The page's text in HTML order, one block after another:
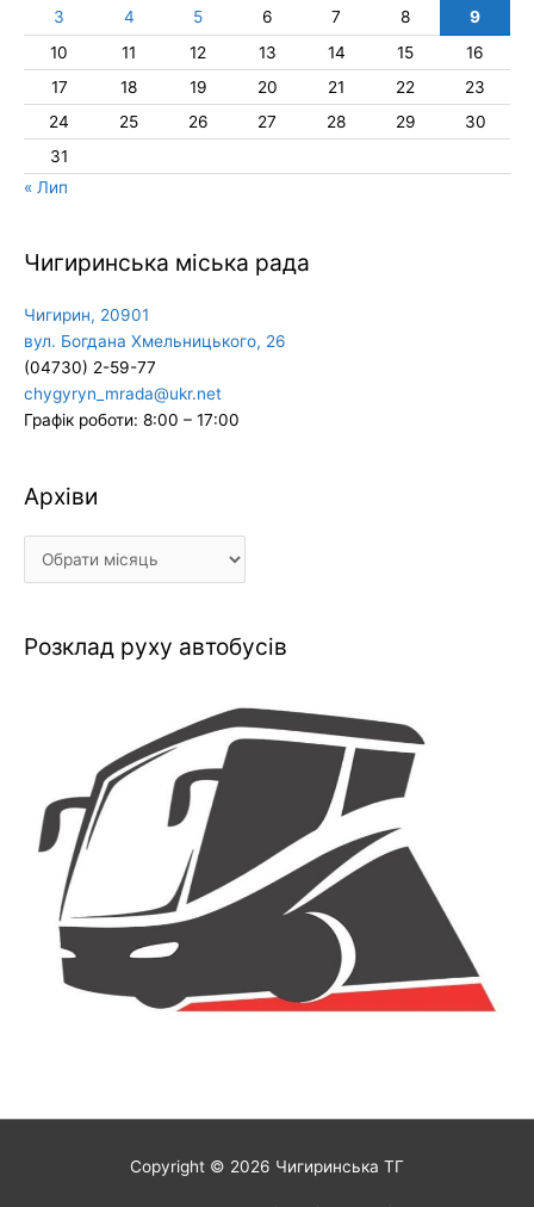
3
4 5 6 7 8
9
10
11 12 13 14 15
16
17
18 19 20 21 22
23
24
25 26 27 28 29
30
31
« Лип
Чигиринська міська рада
Чигирин, 20901
вул. Богдана Хмельницького, 26
(04730) 2-59-77
chygyryn_mrada@ukr.net
Графік роботи: 8:00 – 17:00
Архіви
Архіви
Розклад руху автобусів
Copyright © 2026 Чигиринська ТГ